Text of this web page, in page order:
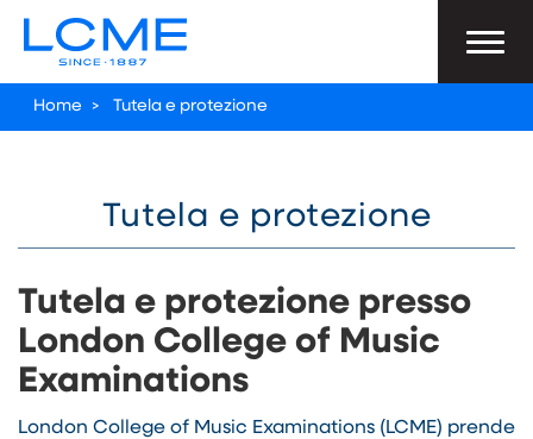
Home > Tutela e protezione
Tutela e protezione
Tutela e protezione presso
London College of Music
Examinations
London College of Music Examinations (LCME) prende